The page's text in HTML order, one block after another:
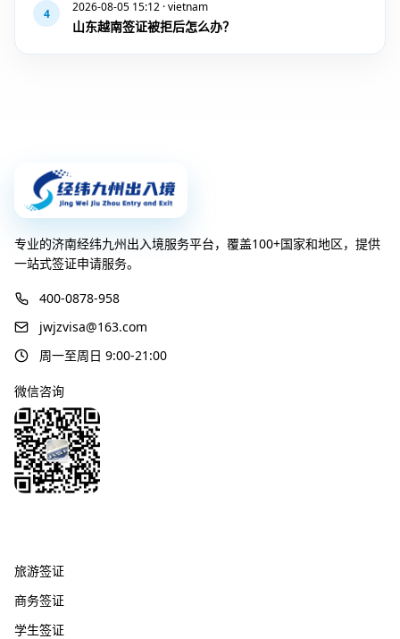
4 2026-08-05 15:12 · vietnam
山东越南签证被拒后怎么办？
专业的济南经纬九州出入境服务平台，覆盖100+国家和地区，提供
一站式签证申请服务。
400-0878-958
jwjzvisa@163.com
周一至周日 9:00-21:00
微信咨询
旅游签证
商务签证
学生签证